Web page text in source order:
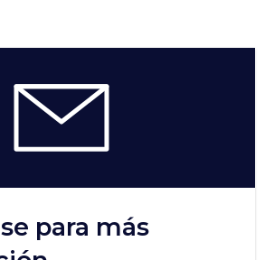
para más